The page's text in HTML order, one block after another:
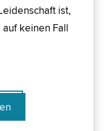
ist,
keinen Fall